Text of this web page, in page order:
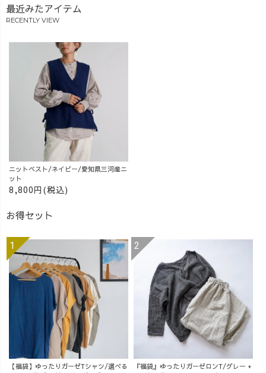
最近みたアイテム
RECENTLY VIEW
ニットベスト/ネイビー/愛知県三河産ニ
ット
8,800円(税込)
お得セット
【福袋】ゆったりガーゼTシャツ/選べる
『福袋』ゆったりガーゼロンT/グレー +